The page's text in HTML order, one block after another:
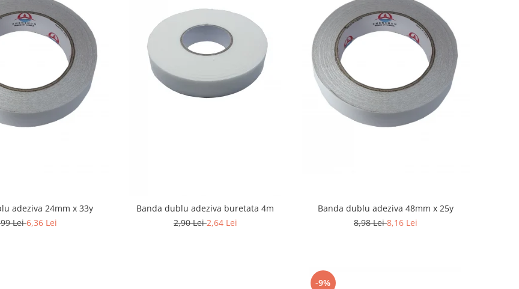
adeziva 24mm x 33y
Lei6,36 Lei
Banda dublu adeziva buretata 4m
2,90 Lei2,64 Lei
Banda dublu adeziva 48mm x 25y
8,98 Lei8,16 Lei
-9%